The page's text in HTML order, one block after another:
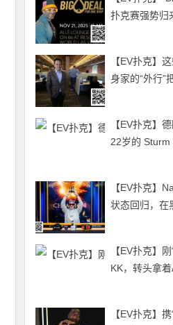
扑克赛强势归
Drop基金会
【EV扑克】
身家的“外行”
【EV扑克】
22岁的 Sturm
Klein，夺得
【EV扑克】
状态回归，在
第三个Triton
【EV扑克】
KK，转头拿
【EV扑克】